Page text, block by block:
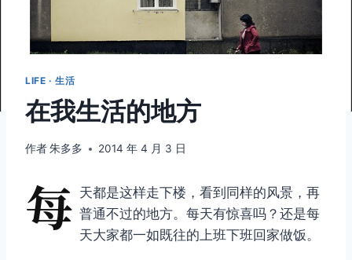
LIFE · 生活
在我生活的地方
作者朱多多 2014 年 4 月 3 日
每 天都是这样走下楼，看到同样的风景，再
普通不过的地方。每天有惊喜吗？还是每
天大家都一如既往的上班下班回家做饭。